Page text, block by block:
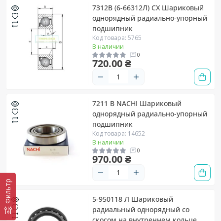
Фильтр
7312B (6-66312Л) CX Шариковый
однорядный радиально-упорный
подшипник
Код товара: 5765
В наличии
0
720.00 ₴
7211 B NACHI Шариковый
однорядный радиально-упорный
подшипник
Код товара: 14652
В наличии
0
970.00 ₴
5-950118 Л Шариковый
радиальный однорядный со